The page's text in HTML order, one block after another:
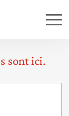
sont ici.